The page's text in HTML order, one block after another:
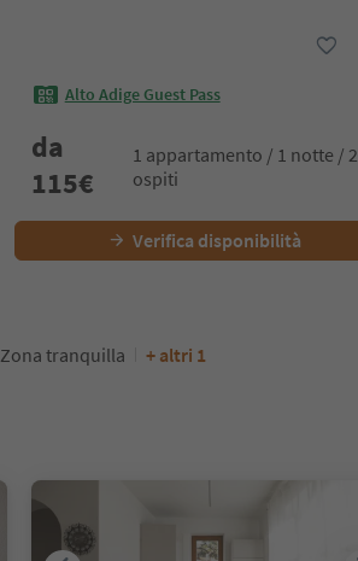
Alto Adige Guest Pass
da
115€
1 appartamento / 1 notte / 2
ospiti
Verifica disponibilità
Zona tranquilla + altri 1